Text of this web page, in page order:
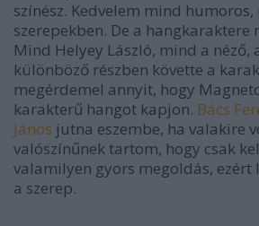
színész. Kedvelem mind
szerepekben. De a hangkaraktere
Mind Helyey László, mind a néző,
különböző részben követte a
megérdemel annyit, hogy
karakterű hangot kapjon. Bács
János jutna eszembe, ha valakire
valószínűnek tartom, hogy csak
valamilyen gyors megoldás, ezért
a szerep.